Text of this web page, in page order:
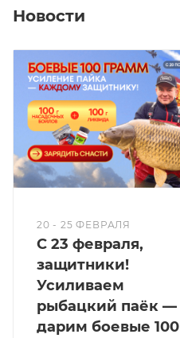
Новости
20 - 25 ФЕВРАЛЯ
С 23 февраля,
защитники!
Усиливаем
рыбацкий паёк —
дарим боевые 100